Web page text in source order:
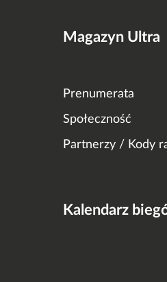
Magazyn Ultra
Prenumerata
Społeczność
Partnerzy / Kody
Kalendarz